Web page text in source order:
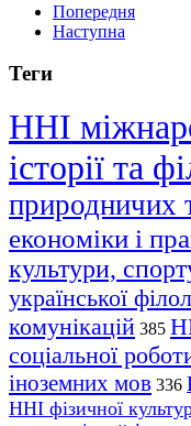
Попередня
Наступна
Теги
ННІ
історії та
природничих
економіки і
культури,
української
комунікацій 385
соціальної
іноземних мов 336
ННІ фізичної